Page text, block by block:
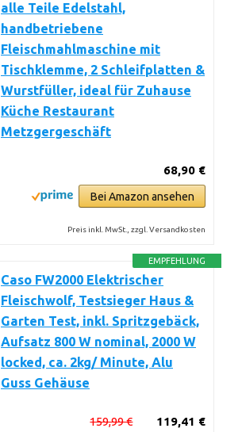
alle Teile Edelstahl,
handbetriebene
Fleischmahlmaschine mit
Tischklemme, 2 Schleifplatten &
Wurstfüller, ideal für Zuhause
Küche Restaurant
Metzgergeschäft
68,90 €
Bei Amazon ansehen
Preis inkl. MwSt., zzgl. Versandkosten
EMPFEHLUNG
Caso FW2000 Elektrischer
Fleischwolf, Testsieger Haus &
Garten Test, inkl. Spritzgebäck,
Aufsatz 800 W nominal, 2000 W
locked, ca. 2kg/ Minute, Alu
Guss Gehäuse
119,41 €
159,99 €